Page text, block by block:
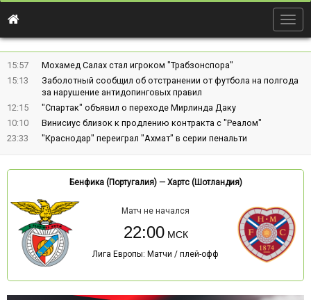
15:57
Мохамед Салах стал игроком "Трабзонспора"
15:13
Заболотный сообщил об отстранении от футбола на полгода
за нарушение антидопинговых правил
12:15
"Спартак" объявил о переходе Мирлинда Даку
10:10
Винисиус близок к продлению контракта с "Реалом"
23:33
"Краснодар" переиграл "Ахмат" в серии пенальти
Бенфика (Португалия)— Хартс (Шотландия)
Матч не начался
22:00
Лига Европы: Матчи / плей-офф